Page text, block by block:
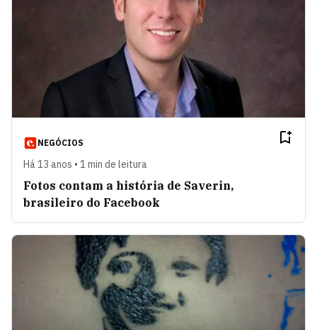
NEGÓCIOS
Há 13 anos • 1 min de leitura
Fotos contam a história de Saverin,
brasileiro do Facebook